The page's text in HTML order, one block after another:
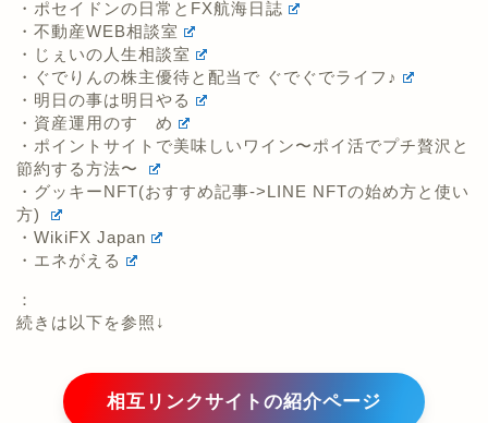
・明日の事は明日やる
・資産運用のすゝめ
・ポイントサイトで美味しいワイン〜ポイ活でプチ贅沢と
節約する方法〜
・グッキーNFT(おすすめ記事->LINE NFTの始め方と使い
方)
・WikiFX Japan
・エネがえる
：
続きは以下を参照↓
相互リンクサイトの紹介ページ
→同じようなジャンルの相互リンク、募集中！